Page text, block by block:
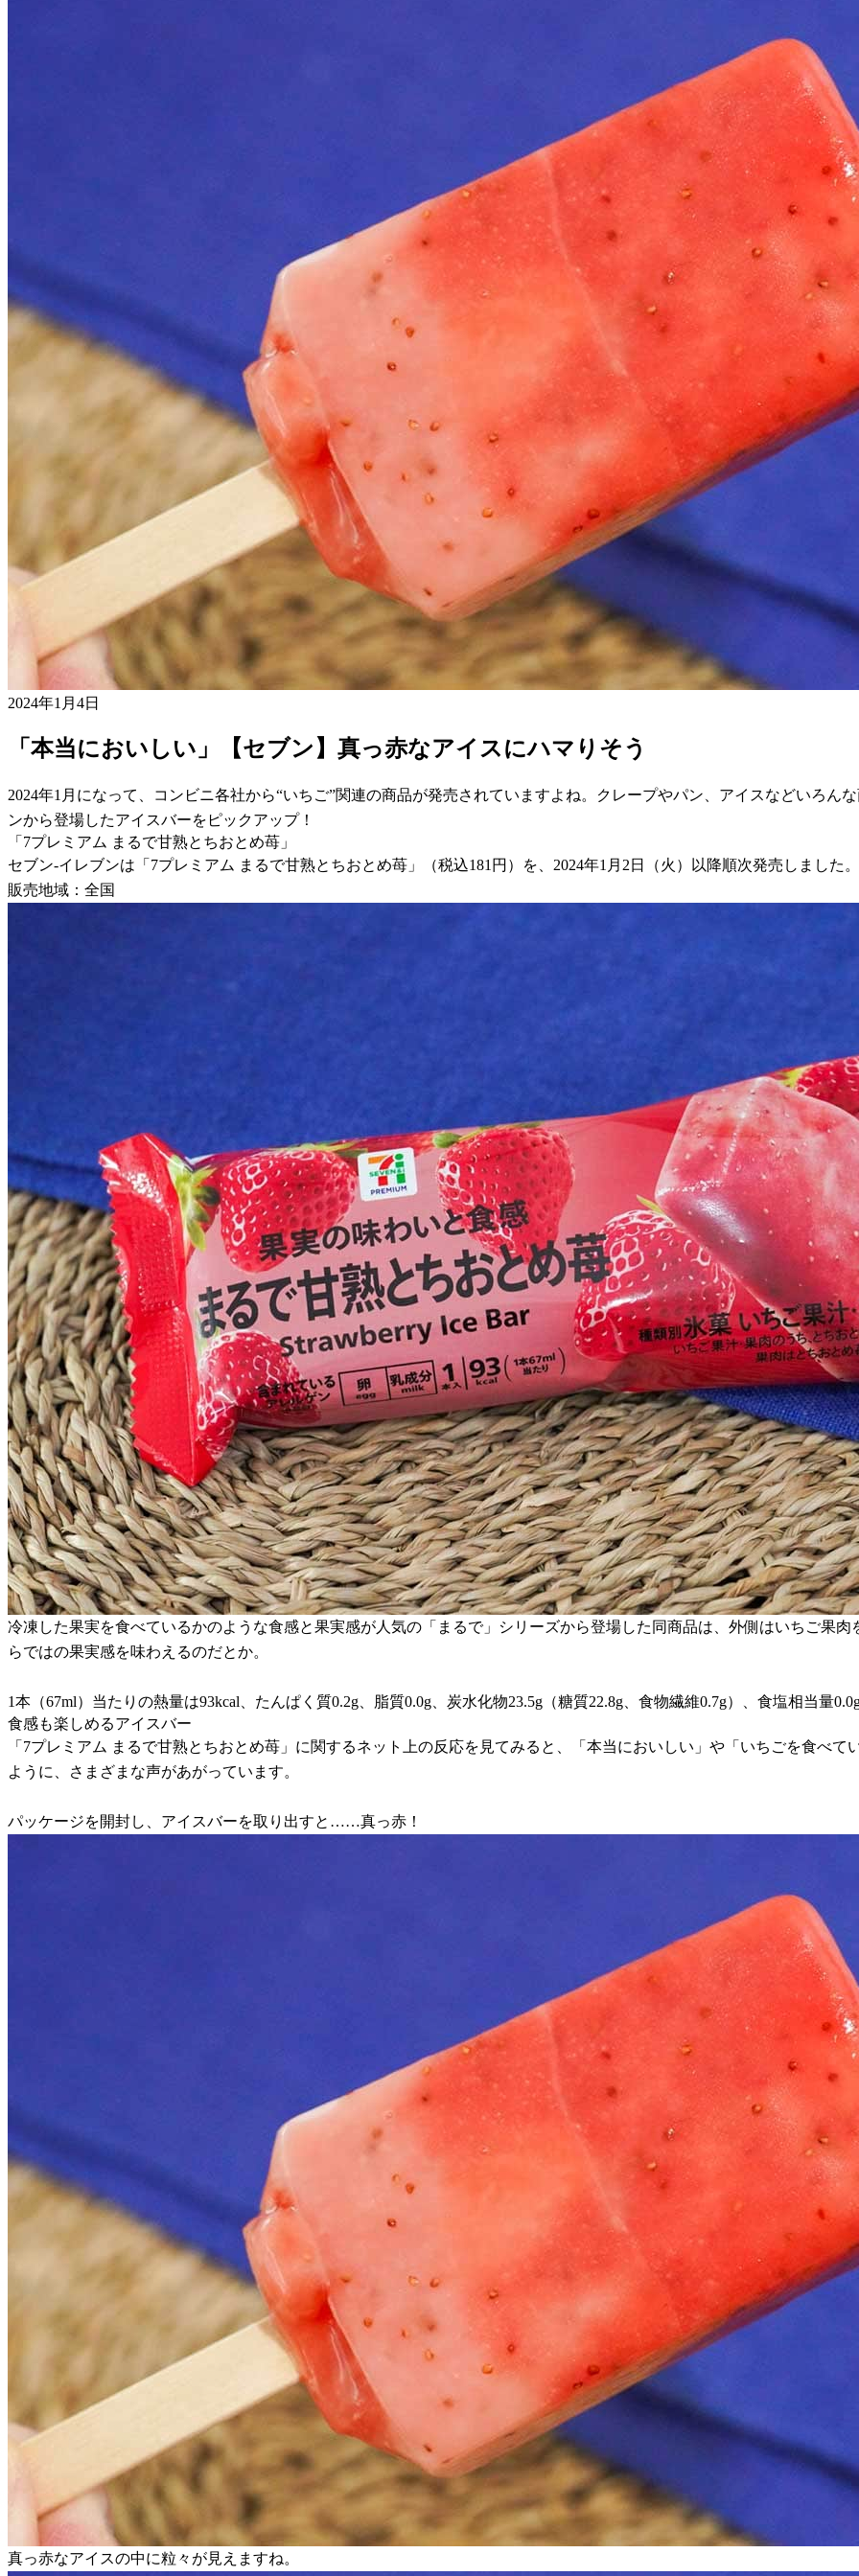
2024年1月4日
「本当においしい」【セブン】真っ赤なアイスにハマりそう
2024年1月になって、コンビニ各社から“いちご”関連の商品が発売されていますよね。クレープやパン、アイスなどいろん
ンから登場したアイスバーをピックアップ！
「7プレミアム まるで甘熟とちおとめ苺」
セブン-イレブンは「7プレミアム まるで甘熟とちおとめ苺」（税込181円）を、2024年1月2日（火）以降順次発売しました。
販売地域：全国
冷凍した果実を食べているかのような食感と果実感が人気の「まるで」シリーズから登場した同商品は、外側はいちご果
らではの果実感を味わえるのだとか。
1本（67ml）当たりの熱量は93kcal、たんぱく質0.2g、脂質0.0g、炭水化物23.5g（糖質22.8g、食物繊維0.7g）、食塩相当量
食感も楽しめるアイスバー
「7プレミアム まるで甘熟とちおとめ苺」に関するネット上の反応を見てみると、「本当においしい」や「いちごを食べ
ように、さまざまな声があがっています。
パッケージを開封し、アイスバーを取り出すと……真っ赤！
真っ赤なアイスの中に粒々が見えますね。